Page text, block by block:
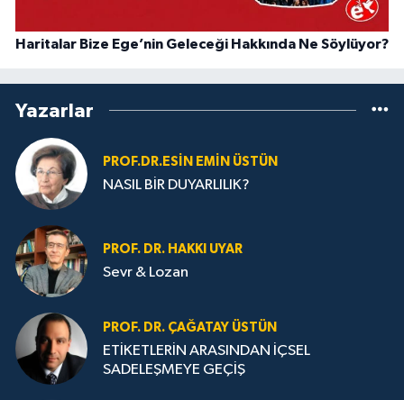
Haritalar Bize Ege’nin Geleceği Hakkında Ne Söylüyor?
Yazarlar
PROF.DR.ESIN EMIN ÜSTÜN
NASIL BİR DUYARLILIK?
PROF. DR. HAKKI UYAR
Sevr & Lozan
PROF. DR. ÇAĞATAY ÜSTÜN
ETİKETLERİN ARASINDAN İÇSEL
SADELEŞMEYE GEÇİŞ